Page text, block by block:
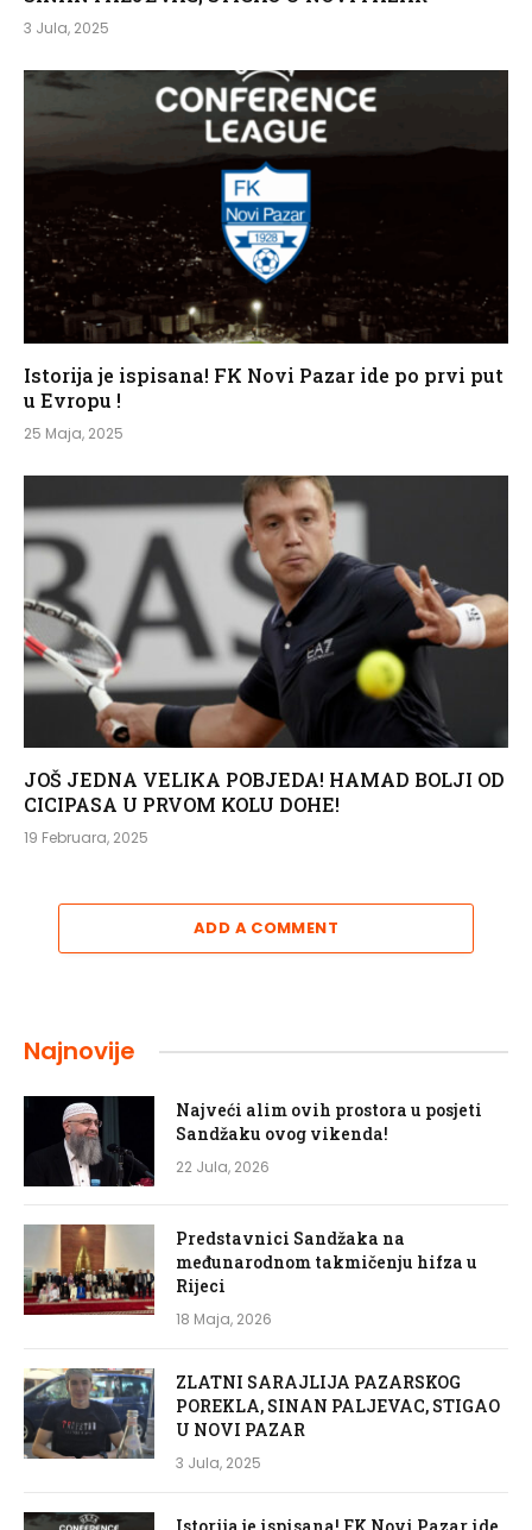
3 Jula, 2025
Istorija je ispisana! FK Novi Pazar ide po prvi put
u Evropu !
25 Maja, 2025
JOŠ JEDNA VELIKA POBJEDA! HAMAD BOLJI OD
CICIPASA U PRVOM KOLU DOHE!
19 Februara, 2025
ADD A COMMENT
Najnovije
Najveći alim ovih prostora u posjeti
Sandžaku ovog vikenda!
22 Jula, 2026
Predstavnici Sandžaka na
međunarodnom takmičenju hifza u
Rijeci
18 Maja, 2026
ZLATNI SARAJLIJA PAZARSKOG
POREKLA, SINAN PALJEVAC, STIGAO
U NOVI PAZAR
3 Jula, 2025